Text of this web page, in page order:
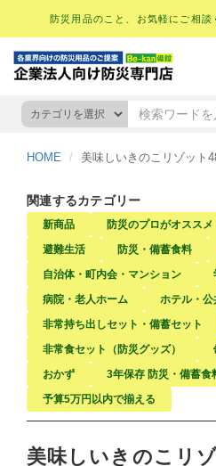
防災用品のこと、お気軽にご相談
HOME 美味しいきのこリゾット
関連するカテゴリー
新商品 防災のプロがオススメ
避難生活
防災・備蓄食料
自治体・町内会・マンション
病院・老人ホーム
ホテル・公
非常持ち出しセット・備蓄セット
非常食セット（防災グッズ）
おかず
3年保存 防災・備蓄食
予算5万円以内で揃える
美味しいきのこリ